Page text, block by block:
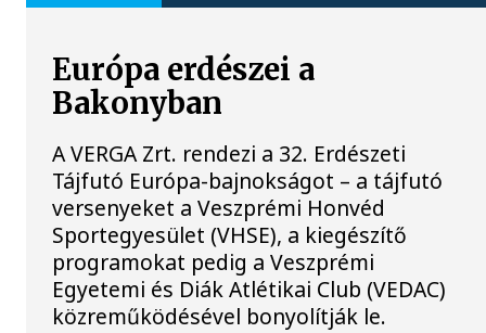
Európa erdészei a
Bakonyban
A VERGA Zrt. rendezi a 32. Erdészeti
Tájfutó Európa-bajnokságot – a tájfutó
versenyeket a Veszprémi Honvéd
Sportegyesület (VHSE), a kiegészítő
programokat pedig a Veszprémi
Egyetemi és Diák Atlétikai Club (VEDAC)
közreműködésével bonyolítják le.